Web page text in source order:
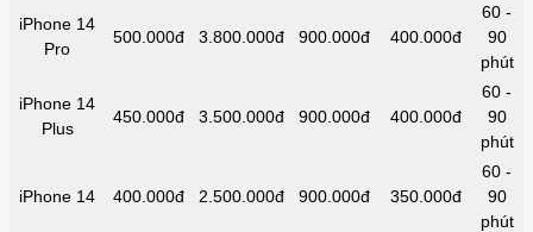
iPhone 14
Pro
500.000đ 3.800.000đ 900.000đ 400.000đ
60 -
90
phút
iPhone 14
Plus
450.000đ 3.500.000đ 900.000đ 400.000đ
60 -
90
phút
iPhone 14 400.000đ 2.500.000đ 900.000đ 350.000đ
60 -
90
phút